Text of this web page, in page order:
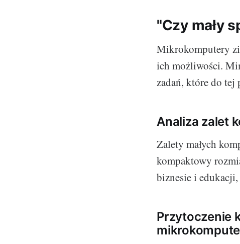
"Czy mały
Mikrokomputery
ich możliwości.
zadań, które do tej
Analiza zalet
Zalety małych
kompaktowy
biznesie i
Przytoczenie